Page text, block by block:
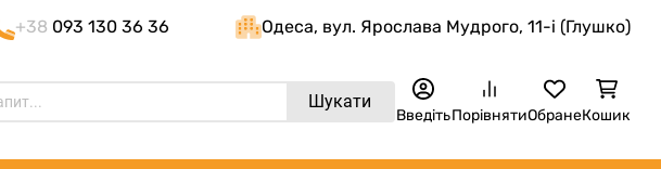
+38 093 130 36 36 Одеса, вул. Ярослава Мудрого, 11-i (Глушко)
Шукати
ВведітьПорівнятиОбранеКошик